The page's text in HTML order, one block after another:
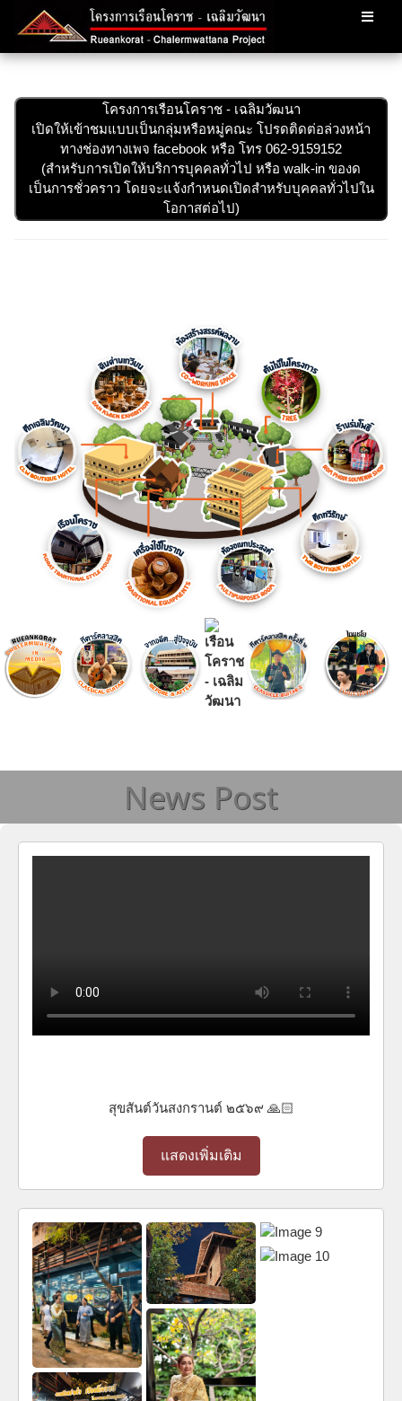
โครงการเรือนโคราช - เฉลิมวัฒนา
เปิดให้เข้าชมแบบเป็นกลุ่มหรือหมู่คณะ โปรดติดต่อล่วงหน้า
ทางช่องทางเพจ facebook หรือ โทร 062-9159152
(สำหรับการเปิดให้บริการบุคคลทั่วไป หรือ walk-in ของด
เป็นการชั่วคราว โดยจะแจ้งกำหนดเปิดสำหรับบุคคลทั่วไปใน
โอกาสต่อไป)
News Post
สุขสันต์วันสงกรานต์ ๒๕๖๙ 🙏🏻
แสดงเพิ่มเติม